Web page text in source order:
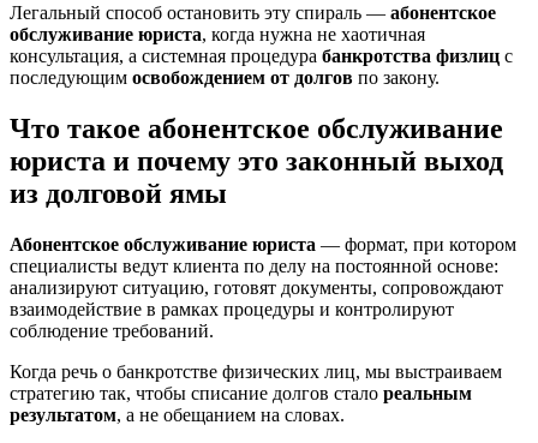
Легальный способ остановить эту спираль — абонентское
обслуживание юриста, когда нужна не хаотичная
консультация, а системная процедура банкротства физлиц с
последующим освобождением от долгов по закону.
Что такое абонентское обслуживание
юриста и почему это законный выход
из долговой ямы
Абонентское обслуживание юриста — формат, при котором
специалисты ведут клиента по делу на постоянной основе:
анализируют ситуацию, готовят документы, сопровождают
взаимодействие в рамках процедуры и контролируют
соблюдение требований.
Когда речь о банкротстве физических лиц, мы выстраиваем
стратегию так, чтобы списание долгов стало реальным
результатом, а не обещанием на словах.